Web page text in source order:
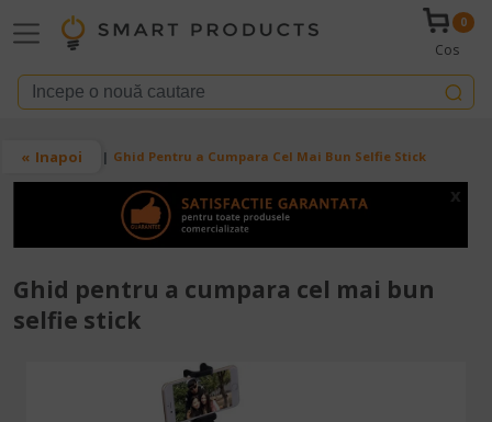
0
Cos
Breadcrumb
Acasa Blog Ghid Pentru a Cumpara Cel Mai Bun Selfie Stick
Inapoi
x
Ghid pentru a cumpara cel mai bun
selfie stick